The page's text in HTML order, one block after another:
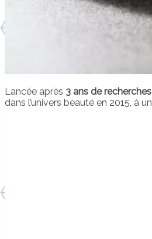
Lancée après 3 ans de recherches
dans l’univers beauté en 2015, à un